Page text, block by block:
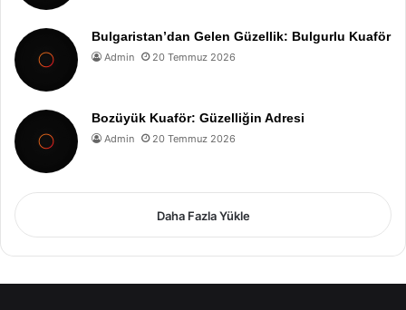
Bulgaristan’dan Gelen Güzellik: Bulgurlu Kuaför
Admin 20 Temmuz 2026
Bozüyük Kuaför: Güzelliğin Adresi
Admin 20 Temmuz 2026
Daha Fazla Yükle